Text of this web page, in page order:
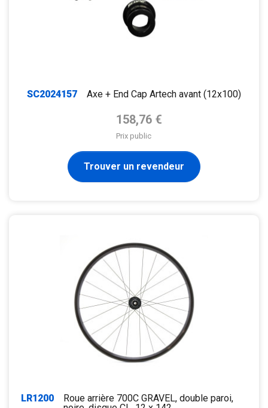
SC2024157
Axe + End Cap Artech avant (12x100)
Prix de base
158,76 €
Prix public
Trouver un revendeur
LR1200
Roue arrière 700C GRAVEL, double paroi,